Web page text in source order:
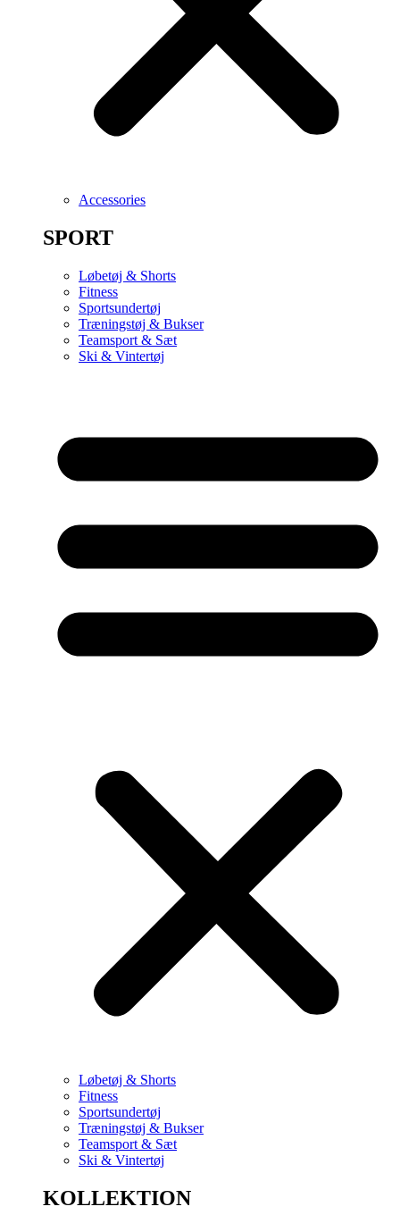
Accessories
SPORT
Løbetøj & Shorts
Fitness
Sportsundertøj
Træningstøj & Bukser
Teamsport & Sæt
Ski & Vintertøj
Løbetøj & Shorts
Fitness
Sportsundertøj
Træningstøj & Bukser
Teamsport & Sæt
Ski & Vintertøj
KOLLEKTION